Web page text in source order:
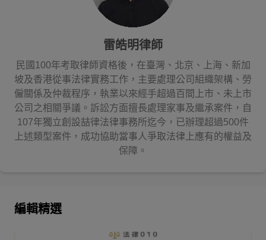
雷皓明律師
民國100年考取律師資格後，在臺灣、北京、上海、新加
坡及香港從事法律實務工作，主要處理公司組織架構、勞
僱關係及仲裁程序，執業以來經手超過百間上市、未上市
公司之相關爭議。訴訟方面擅長處理家事及繼承案件，自
107年獨立創設喆律法律事務所迄今，已辦理超過500件
上述類型案件，成功協助當事人爭取法律上應有的權益及
保障。
編輯精選